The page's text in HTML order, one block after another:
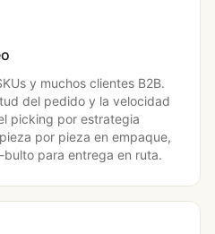
y muchos clientes B2B.
del pedido y la velocidad
picking por estrategia
por pieza en empaque,
para entrega en ruta.